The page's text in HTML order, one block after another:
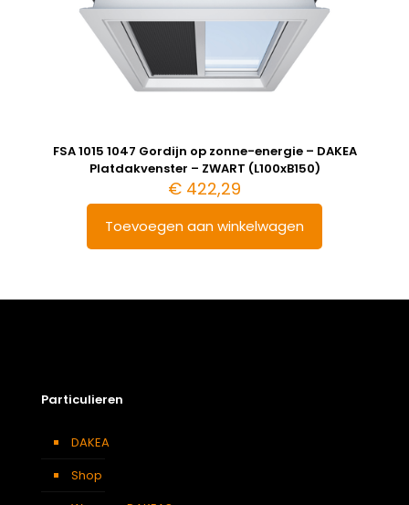
FSA 1015 1047 Gordijn op zonne-energie – DAKEA
Platdakvenster – ZWART (L100xB150)
€ 422,29
Toevoegen aan winkelwagen
Particulieren
DAKEA
Shop